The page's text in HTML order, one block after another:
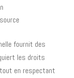
fournit des
les droits
en respectant